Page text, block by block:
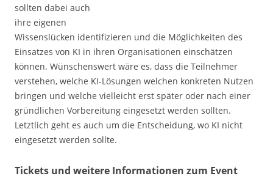
sollten dabei auch
ihre eigenen
Wissenslücken identifizieren und die Möglichkeiten des
Einsatzes von KI in ihren Organisationen einschätzen
können. Wünschenswert wäre es, dass die Teilnehmer
verstehen, welche KI-Lösungen welchen konkreten Nutzen
bringen und welche vielleicht erst später oder nach einer
gründlichen Vorbereitung eingesetzt werden sollten.
Letztlich geht es auch um die Entscheidung, wo KI nicht
eingesetzt werden sollte.
Tickets und weitere Informationen zum Event